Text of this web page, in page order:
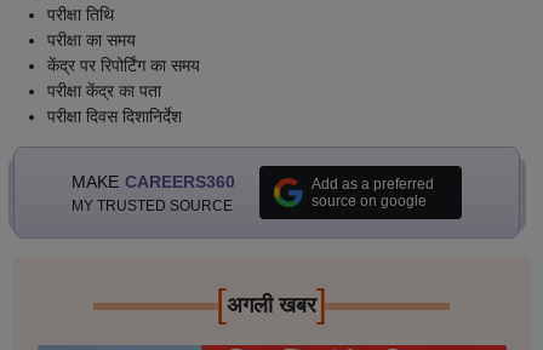
परीक्षा तिथि
परीक्षा का समय
केंद्र पर रिपोर्टिंग का समय
परीक्षा केंद्र का पता
परीक्षा दिवस दिशानिर्देश
MAKE CAREERS360
MY TRUSTED SOURCE
Add as a preferred
source on google
[अगली खबर]